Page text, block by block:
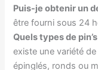
Puis-je obtenir un
être fourni sous 24
Quels types de
existe une variété
épinglés, ronds ou